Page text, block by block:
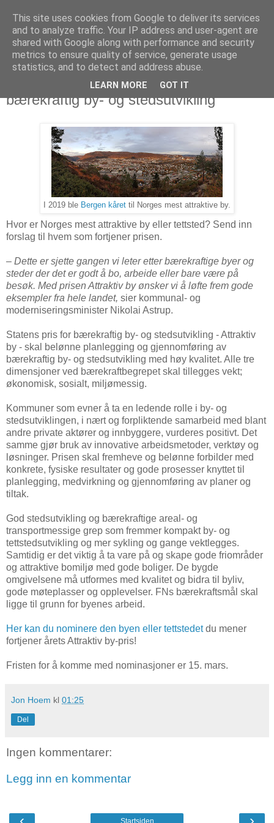
Arkitektur & Miljøteknologi
27 februar 2020
Attraktiv by – Statens pris for
bærekraftig by- og stedsutvikling
I 2019 ble Bergen kåret til Norges mest attraktive by.
Hvor er Norges mest attraktive by eller tettsted? Send inn
forslag til hvem som fortjener prisen.
– Dette er sjette gangen vi leter etter bærekraftige byer og
steder der det er godt å bo, arbeide eller bare være på
besøk. Med prisen Attraktiv by ønsker vi å løfte frem gode
eksempler fra hele landet, sier kommunal- og
moderniseringsminister Nikolai Astrup.
Statens pris for bærekraftig by- og stedsutvikling - Attraktiv
by - skal belønne planlegging og gjennomføring av
bærekraftig by- og stedsutvikling med høy kvalitet. Alle tre
dimensjoner ved bærekraftbegrepet skal tillegges vekt;
økonomisk, sosialt, miljømessig.
Kommuner som evner å ta en ledende rolle i by- og
stedsutviklingen, i nært og forpliktende samarbeid med blant
andre private aktører og innbyggere, vurderes positivt. Det
samme gjør bruk av innovative arbeidsmetoder, verktøy og
løsninger. Prisen skal fremheve og belønne forbilder med
konkrete, fysiske resultater og gode prosesser knyttet til
planlegging, medvirkning og gjennomføring av planer og
tiltak.
God stedsutvikling og bærekraftige areal- og
transportmessige grep som fremmer kompakt by- og
tettstedsutvikling og mer sykling og gange vektlegges.
Samtidig er det viktig å ta vare på og skape gode friområder
og attraktive bomiljø med gode boliger. De bygde
omgivelsene må utformes med kvalitet og bidra til byliv,
gode møteplasser og opplevelser. FNs bærekraftsmål skal
ligge til grunn for byenes arbeid.
Her kan du nominere den byen eller tettstedetdu mener
fortjener årets Attraktiv by-pris!
Fristen for å komme med nominasjoner er 15. mars.
Jon Hoem kl 01:25
Del
Ingen kommentarer:
Legg inn en kommentar
Startsiden
This site uses cookies from Google to deliver its services
and to analyze traffic. Your IP address and user-agent are
shared with Google along with performance and security
metrics to ensure quality of service, generate usage
statistics, and to detect and address abuse.
LEARN MORE GOT IT